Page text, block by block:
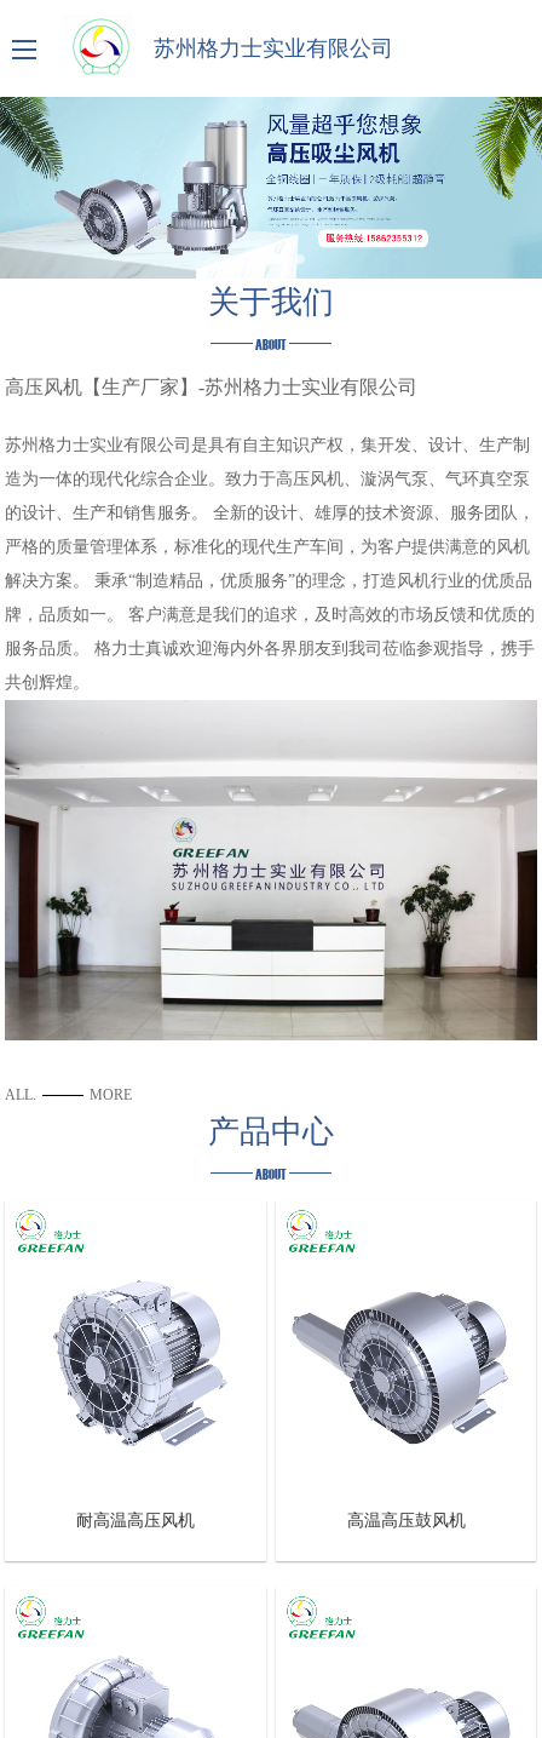
苏州格力士实业有限公司
关于我们
ABOUT
高压风机【生产厂家】-苏州格力士实业有限公司
苏州格力士实业有限公司是具有自主知识产权，集开发、设计、生产制
造为一体的现代化综合企业。致力于高压风机、漩涡气泵、气环真空泵
的设计、生产和销售服务。 全新的设计、雄厚的技术资源、服务团队，
严格的质量管理体系，标准化的现代生产车间，为客户提供满意的风机
解决方案。 秉承“制造精品，优质服务”的理念，打造风机行业的优质品
牌，品质如一。 客户满意是我们的追求，及时高效的市场反馈和优质的
服务品质。 格力士真诚欢迎海内外各界朋友到我司莅临参观指导，携手
共创辉煌。
ALL. MORE
产品中心
ABOUT
耐高温高压风机 高温高压鼓风机